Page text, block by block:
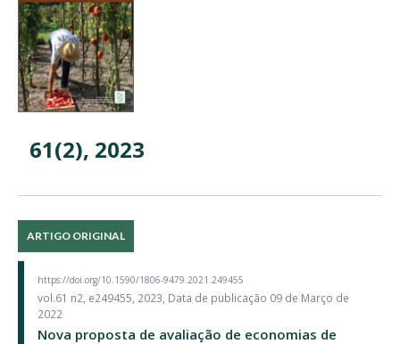
61(2), 2023
ARTIGO ORIGINAL
https://doi.org/10.1590/1806-9479.2021.249455
vol.61 n2, e249455, 2023, Data de publicação 09 de Março de
2022
Nova proposta de avaliação de economias de